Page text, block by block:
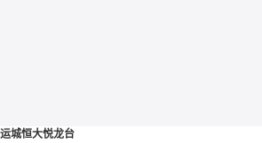
运城恒大悦龙台